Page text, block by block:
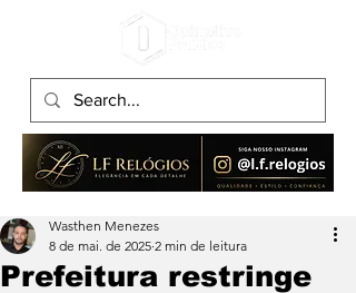
Prefeitura restringe
Wasthen Menezes
8 de mai. de 2025 2 min de leitura